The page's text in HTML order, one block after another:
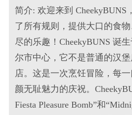
简介: 欢迎来到 CheekyBUNS
了所有规则，提供大口的食
尽的乐趣！CheekyBUNS 诞
尔市中心，它不是普通的汉
店。这是一次烹饪冒险，每
颜无耻魅力的庆祝。
Fiesta Pleasure Bomb”和